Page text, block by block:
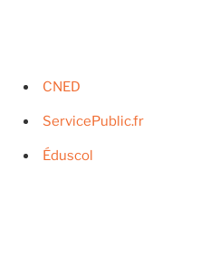
CNED
ServicePublic.fr
Éduscol